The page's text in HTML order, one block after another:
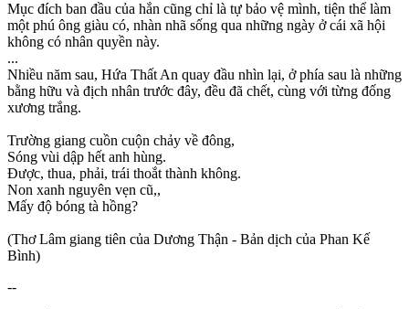
Mục đích ban đầu của hắn cũng chỉ là tự bảo vệ mình, tiện thể làm
một phú ông giàu có, nhàn nhã sống qua những ngày ở cái xã hội
không có nhân quyền này.
...
Nhiều năm sau, Hứa Thất An quay đầu nhìn lại, ở phía sau là những
bằng hữu và địch nhân trước đây, đều đã chết, cùng với từng đống
xương trắng.
Trường giang cuồn cuộn chảy về đông,
Sóng vùi dập hết anh hùng.
Được, thua, phải, trái thoắt thành không.
Non xanh nguyên vẹn cũ,,
Mấy độ bóng tà hồng?
(Thơ Lâm giang tiên của Dương Thận - Bản dịch của Phan Kế
Bình)
--